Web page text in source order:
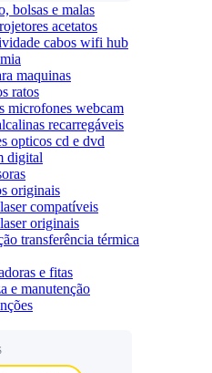
bolsas e malas
acetatos
cabos wifi hub
maquinas
ratos
microfones webcam
recarregáveis
opticos cd e dvd
digital
originais
compatíveis
originais
transferência térmica
e fitas
e manutenção